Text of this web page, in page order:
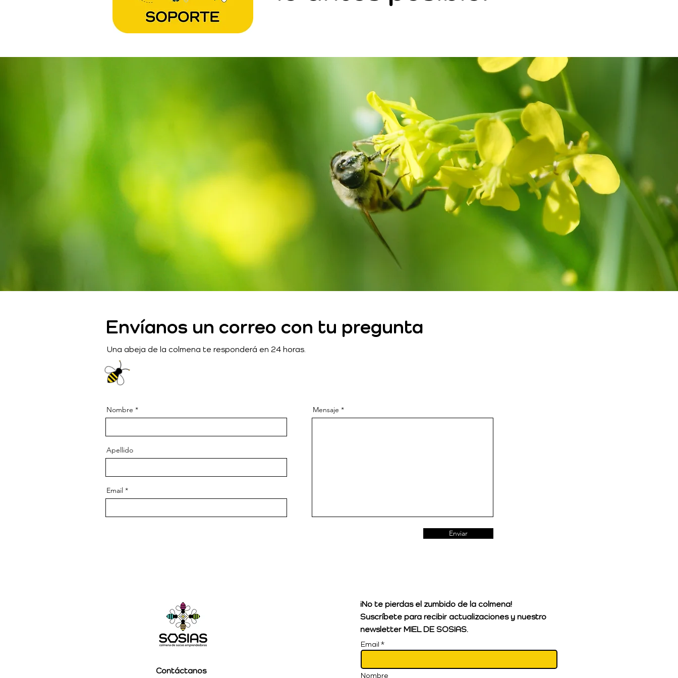
Envíanos un correo con tu pregunta
Una abeja de la colmena te responderá en 24 horas.
Nombre
Apellido
Email
Mensaje
Enviar
Contáctanos
¡No te pierdas el zumbido de la colmena!
Suscríbete para recibir actualizaciones y nuestro
newsletter MIEL DE SOSIAS.
Email
Nombre